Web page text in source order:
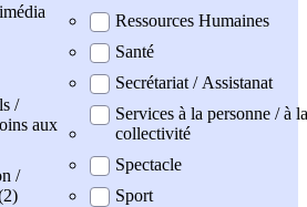
/
aux
/
Ressources Humaines
Santé
Secrétariat / Assistanat
Services à la personne / à la
collectivité
Spectacle
Sport